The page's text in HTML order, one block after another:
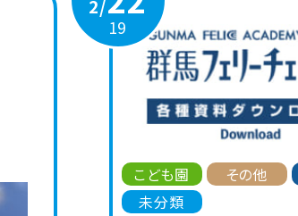
2/
19
こども園 その他
未分類